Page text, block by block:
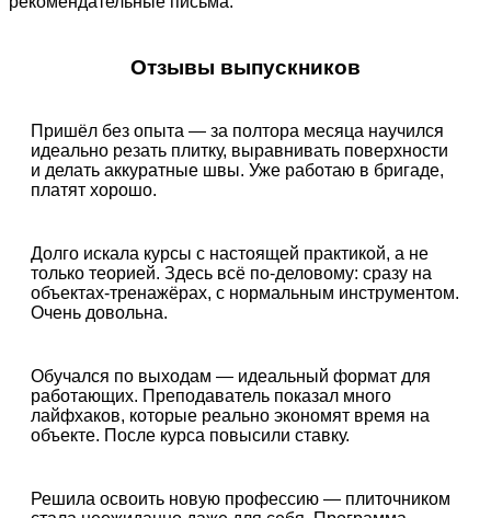
Отзывы выпускников
Пришёл без опыта — за полтора месяца научился
идеально резать плитку, выравнивать поверхности
и делать аккуратные швы. Уже работаю в бригаде,
платят хорошо.
Долго искала курсы с настоящей практикой, а не
только теорией. Здесь всё по-деловому: сразу на
объектах-тренажёрах, с нормальным инструментом.
Очень довольна.
Обучался по выходам — идеальный формат для
работающих. Преподаватель показал много
лайфхаков, которые реально экономят время на
объекте. После курса повысили ставку.
Решила освоить новую профессию — плиточником